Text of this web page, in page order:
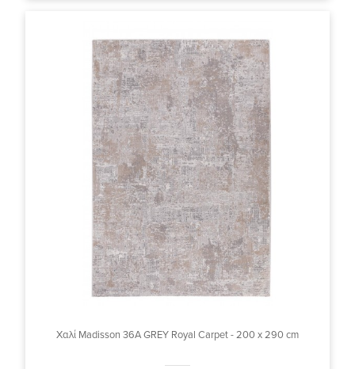
Χαλί Madisson 36A GREY Royal Carpet - 200 x 290 cm